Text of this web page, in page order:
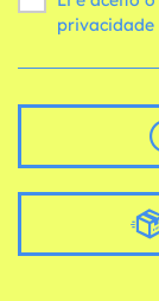
privacidade